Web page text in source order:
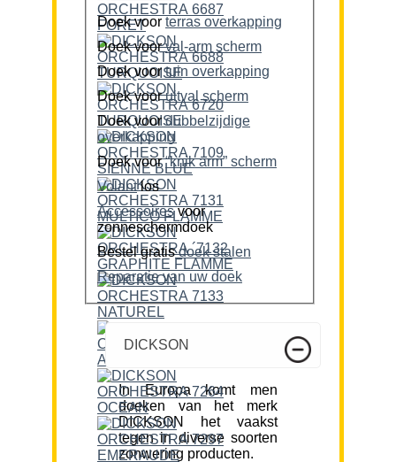
Doek voor terras overkapping
Doek voor
val-arm scherm
Doek voor
tuin overkapping
Doek voor
uitval scherm
Doek voordubbelzijdige
overkapping
Doek voor
“knik arm” scherm
Volantlos
Accessoiresvoor
zonneschermdoek
Bestel gratis doek stalen
Reparatie van uw doek
DICKSON
In Europa komt men
doeken van het merk
DICKSON het vaakst
tegen in diverse soorten
zonwering producten.